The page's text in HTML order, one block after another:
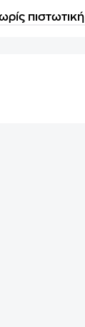
πιστωτική